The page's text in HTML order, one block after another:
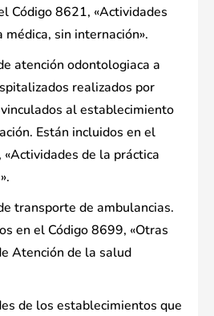
Código 8621, «Actividades
médica, sin internación».
atención odontologiaca a
realizados por
al establecimiento
Están incluidos en el
de la práctica
transporte de ambulancias.
en el Código 8699, «Otras
Atención de la salud
de los establecimientos que